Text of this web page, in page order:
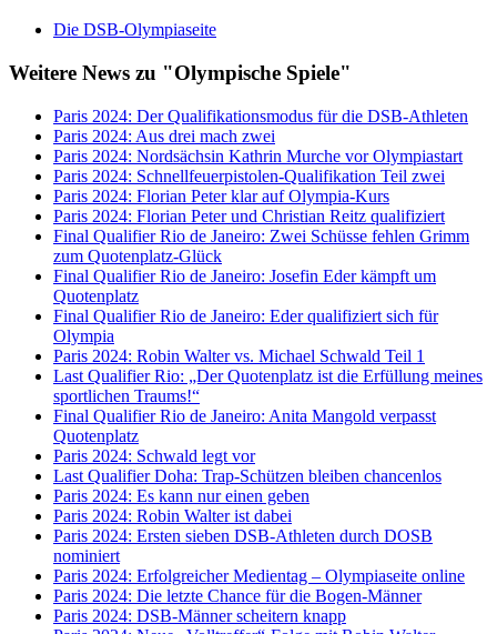
Die DSB-Olympiaseite
Weitere News zu "Olympische Spiele"
Paris 2024: Der Qualifikationsmodus für die DSB-Athleten
Paris 2024: Aus drei mach zwei
Paris 2024: Nordsächsin Kathrin Murche vor Olympiastart
Paris 2024: Schnellfeuerpistolen-Qualifikation Teil zwei
Paris 2024: Florian Peter klar auf Olympia-Kurs
Paris 2024: Florian Peter und Christian Reitz qualifiziert
Final Qualifier Rio de Janeiro: Zwei Schüsse fehlen Grimm
zum Quotenplatz-Glück
Final Qualifier Rio de Janeiro: Josefin Eder kämpft um
Quotenplatz
Final Qualifier Rio de Janeiro: Eder qualifiziert sich für
Olympia
Paris 2024: Robin Walter vs. Michael Schwald Teil 1
Last Qualifier Rio: „Der Quotenplatz ist die Erfüllung meines
sportlichen Traums!“
Final Qualifier Rio de Janeiro: Anita Mangold verpasst
Quotenplatz
Paris 2024: Schwald legt vor
Last Qualifier Doha: Trap-Schützen bleiben chancenlos
Paris 2024: Es kann nur einen geben
Paris 2024: Robin Walter ist dabei
Paris 2024: Ersten sieben DSB-Athleten durch DOSB
nominiert
Paris 2024: Erfolgreicher Medientag – Olympiaseite online
Paris 2024: Die letzte Chance für die Bogen-Männer
Paris 2024: DSB-Männer scheitern knapp